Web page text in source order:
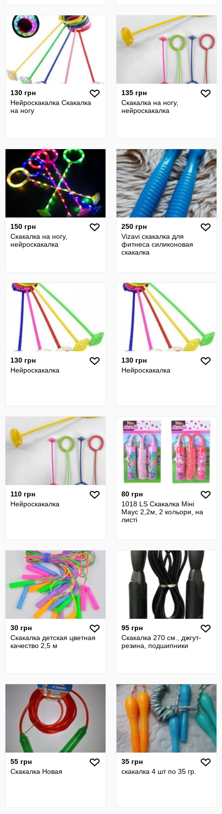
130 грн
Нейроскакалка Скакалка
на ногу
135 грн
Скакалка на ногу,
нейроскакалка
150 грн
Скакалка на ногу,
нейроскакалка
250 грн
Vizavi скакалка для
фитнеса силиконовая
скакалка
130 грн
Нейроскакалка
130 грн
Нейроскакалка
110 грн
Нейроскакалка
80 грн
1018 LS Скакалка Міні
Маус 2,2м, 2 кольори, на
листі
30 грн
Скакалка детская цветная
качество 2,5 м
95 грн
Скакалка 270 см., джгут-
резина, подшипники
55 грн
Скакалка Новая
35 грн
скакалка 4 шт по 35 гр.